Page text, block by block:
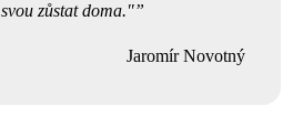
zůstat doma."
Jaromír Novotný